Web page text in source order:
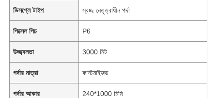
ডিসপ্লে টাইপ স্বচ্ছ নেতৃত্বাধীন পর্দা
পিক্সেল পিচ P6
উজ্জ্বলতা 3000 নিট
পর্দার মাত্রা কাস্টমাইজড
পর্দার আকার 240*1000 মিমি